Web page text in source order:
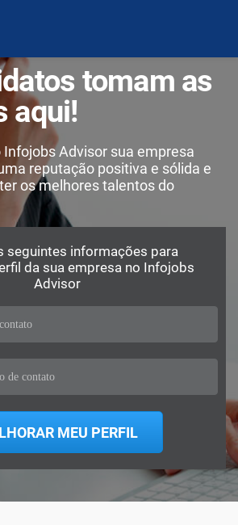
tomam as
aqui!
Advisor sua empresa
reputação positiva e sólida e
os melhores talentos do
seguintes informações para
da sua empresa no Infojobs
Advisor